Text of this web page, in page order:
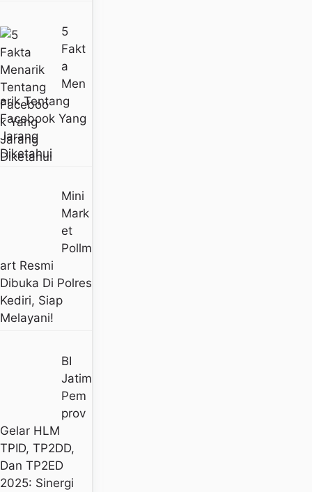
5
Fakt
A
Men
Arik Tentang
Facebook Yang
Jarang
Diketahui
Mini
Mark
Et
Pollm
Art Resmi
Dibuka Di Polres
Kediri, Siap
Melayani!
BI
Jatim
Pem
Prov
Gelar HLM
TPID, TP2DD,
Dan TP2ED
2025: Sinergi